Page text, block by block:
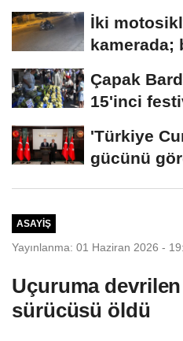
sahnelendi
İki
kamerada;
Çapak
15'inci
'Türkiye
gücünü
ASAYIŞ
Yayınlanma: 01 Haziran 2026 -
Uçuruma
sürücüsü öldü